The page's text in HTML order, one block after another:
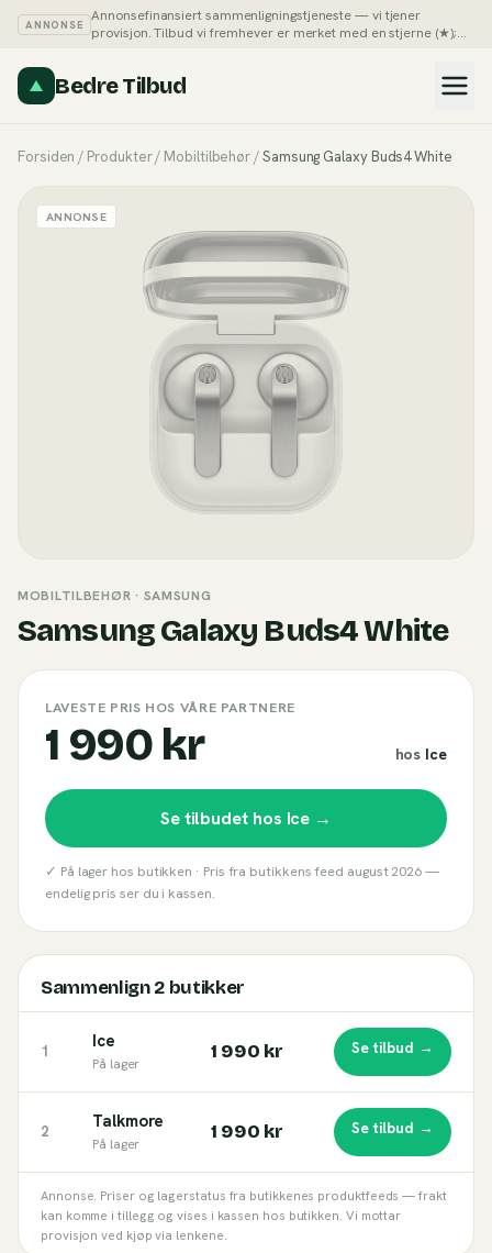
ANNONSE
Annonsefinansiert sammenligningstjeneste — vi tjener
provisjon. Tilbud vi fremhever er merket med en stjerne (★);
Bedre Tilbud
Forsiden / Produkter/ Mobiltilbehør/Samsung Galaxy Buds4 White
ANNONSE
MOBILTILBEHØR · SAMSUNG
Samsung Galaxy Buds4 White
LAVESTE PRIS HOS VÅRE PARTNERE
1 990 kr hos Ice
Se tilbudet hos Ice →
✓ På lager hos butikken · Pris fra butikkens feed august 2026—
endelig pris ser du i kassen.
Sammenlign2butikker
1 Ice
På lager
1 990 kr Se tilbud →
2 Talkmore
På lager
1 990 kr Se tilbud →
Annonse. Priser og lagerstatus fra butikkenes produktfeeds — frakt
kan komme i tillegg og vises i kassen hos butikken. Vi mottar
provisjon ved kjøp via lenkene.